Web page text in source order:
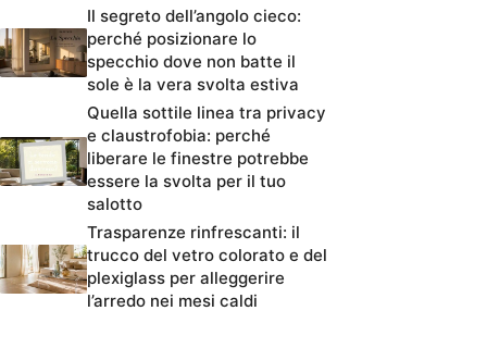
Il segreto dell’angolo cieco:
perché posizionare lo
specchio dove non batte il
sole è la vera svolta estiva
Quella sottile linea tra privacy
e claustrofobia: perché
liberare le finestre potrebbe
essere la svolta per il tuo
salotto
Trasparenze rinfrescanti: il
trucco del vetro colorato e del
plexiglass per alleggerire
l’arredo nei mesi caldi